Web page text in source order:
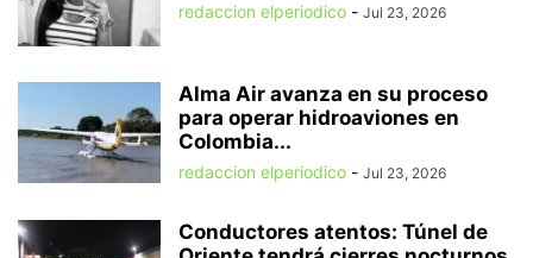
redaccion elperiodico - Jul 23, 2026
Alma Air avanza en su proceso
para operar hidroaviones en
Colombia...
redaccion elperiodico - Jul 23, 2026
Conductores atentos: Túnel de